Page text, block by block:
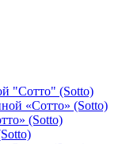
"Сотто" (Sotto)
«Сотто» (Sotto)
(Sotto)